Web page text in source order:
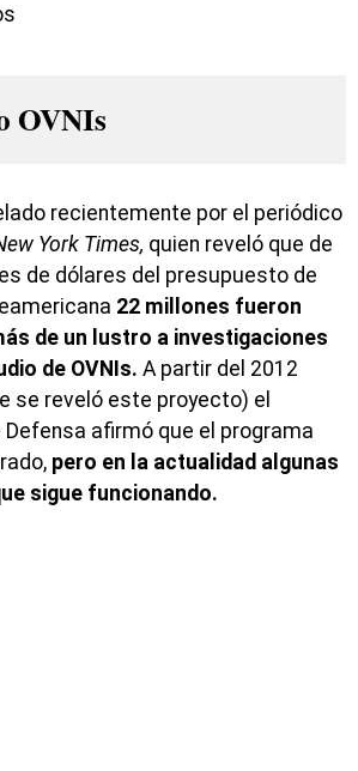
OVNIs
recientemente por el periódico
York Times, quien reveló que de
de dólares del presupuesto de
22 millones fueron
de un lustro a investigaciones
de OVNIs. A partir del 2012
se reveló este proyecto) el
afirmó que el programa
pero en la actualidad algunas
sigue funcionando.